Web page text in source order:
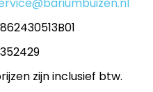
zijn inclusief btw.